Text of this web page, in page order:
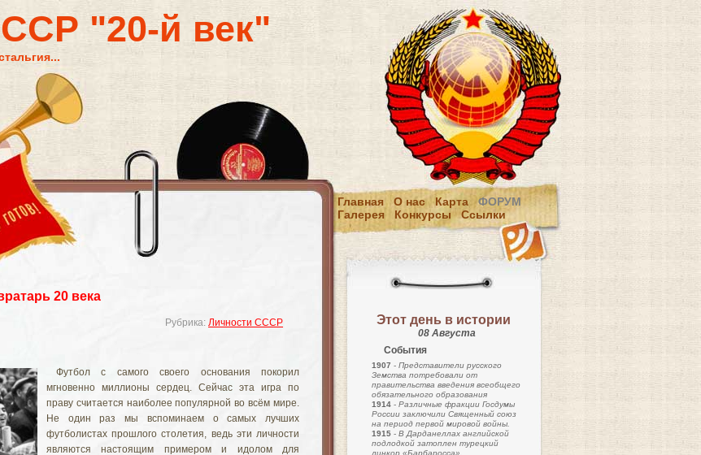
"20-й век"
Главная О нас Карта
ФОРУМ
Галерея
Конкурсы Ссылки
20 века
Рубрика: Личности СССР
Футбол с самого своего основания покорил
мгновенно миллионы сердец. Сейчас эта игра по
праву считается наиболее популярной во всём мире.
Не один раз мы вспоминаем о самых лучших
футболистах прошлого столетия, ведь эти личности
являются настоящим примером и идолом для
Этот день в истории
08 Августа
События
1907 - Представители русского
Земства потребовали от
правительства введения всеобщего
обязательного образования
1914 - Различные фракции Госдумы
России заключили Священный союз
на период первой мировой войны.
1915 - В Дарданеллах английской
подлодкой затоплен турецкий
линкор «Барбаросса».